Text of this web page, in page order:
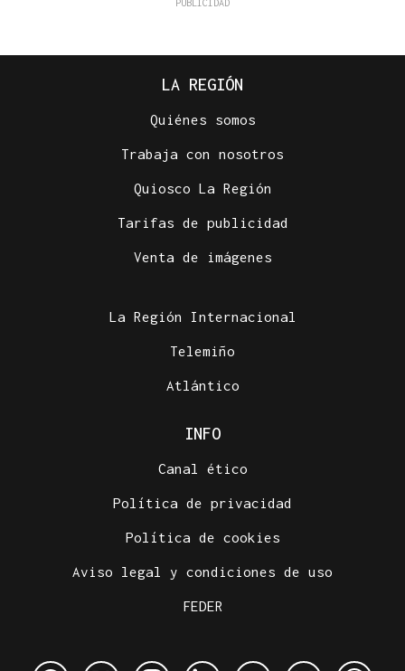
LA REGIÓN
Quiénes somos
Trabaja con nosotros
Quiosco La Región
Tarifas de publicidad
Venta de imágenes
La Región Internacional
Telemiño
Atlántico
INFO
Canal ético
Política de privacidad
Política de cookies
Aviso legal y condiciones de uso
FEDER